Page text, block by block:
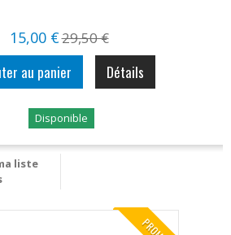
15,00 €29,50 €
au panier Détails
Disponible
liste